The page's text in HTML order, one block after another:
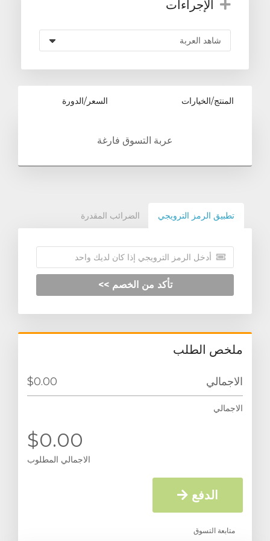
الإجراءات
المنتج/الخيارات السعر/الدورة
عربة التسوق فارغة
تطبيق الرمز الترويجي الضرائب المقدرة
تأكد من الخصم >>
ملخص الطلب
الاجمالي $0.00
الاجمالي
$0.00
الاجمالي المطلوب
الدفع
متابعة التسوق